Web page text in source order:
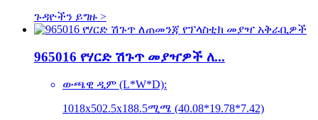
ጉዳዮችን ይግዙ >
965016 የሃርድ ሽጉጥ መያዣዎች ለ...
ውጫዊ ዲም (L*W*D):
1018x502.5x188.5ሚሜ (40.08*19.78*7.42)